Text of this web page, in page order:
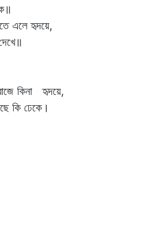
হৃদয়ে,
কিনা হৃদয়ে,
ঢেকে।